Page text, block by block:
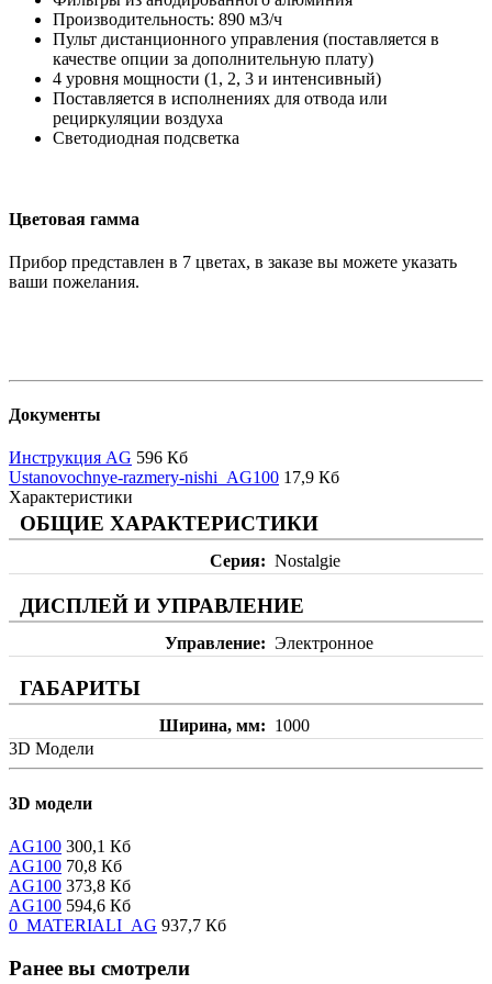
Производительность: 890 м3/ч
Пульт дистанционного управления (поставляется в
качестве опции за дополнительную плату)
4 уровня мощности (1, 2, 3 и интенсивный)
Поставляется в исполнениях для отвода или
рециркуляции воздуха
Светодиодная подсветка
Цветовая гамма
Прибор представлен в 7 цветах, в заказе вы можете указать
ваши пожелания.
Документы
Инструкция AG 596 Кб
Ustanovochnye-razmery-nishi_AG100 17,9 Кб
Характеристики
ОБЩИЕ ХАРАКТЕРИСТИКИ
Серия Nostalgie
ДИСПЛЕЙ И УПРАВЛЕНИЕ
Управление Электронное
ГАБАРИТЫ
Ширина, мм
1000
3D Модели
3D модели
AG100 300,1 Кб
AG100 70,8 Кб
AG100 373,8 Кб
AG100 594,6 Кб
0_MATERIALI_AG 937,7 Кб
Ранее вы смотрели